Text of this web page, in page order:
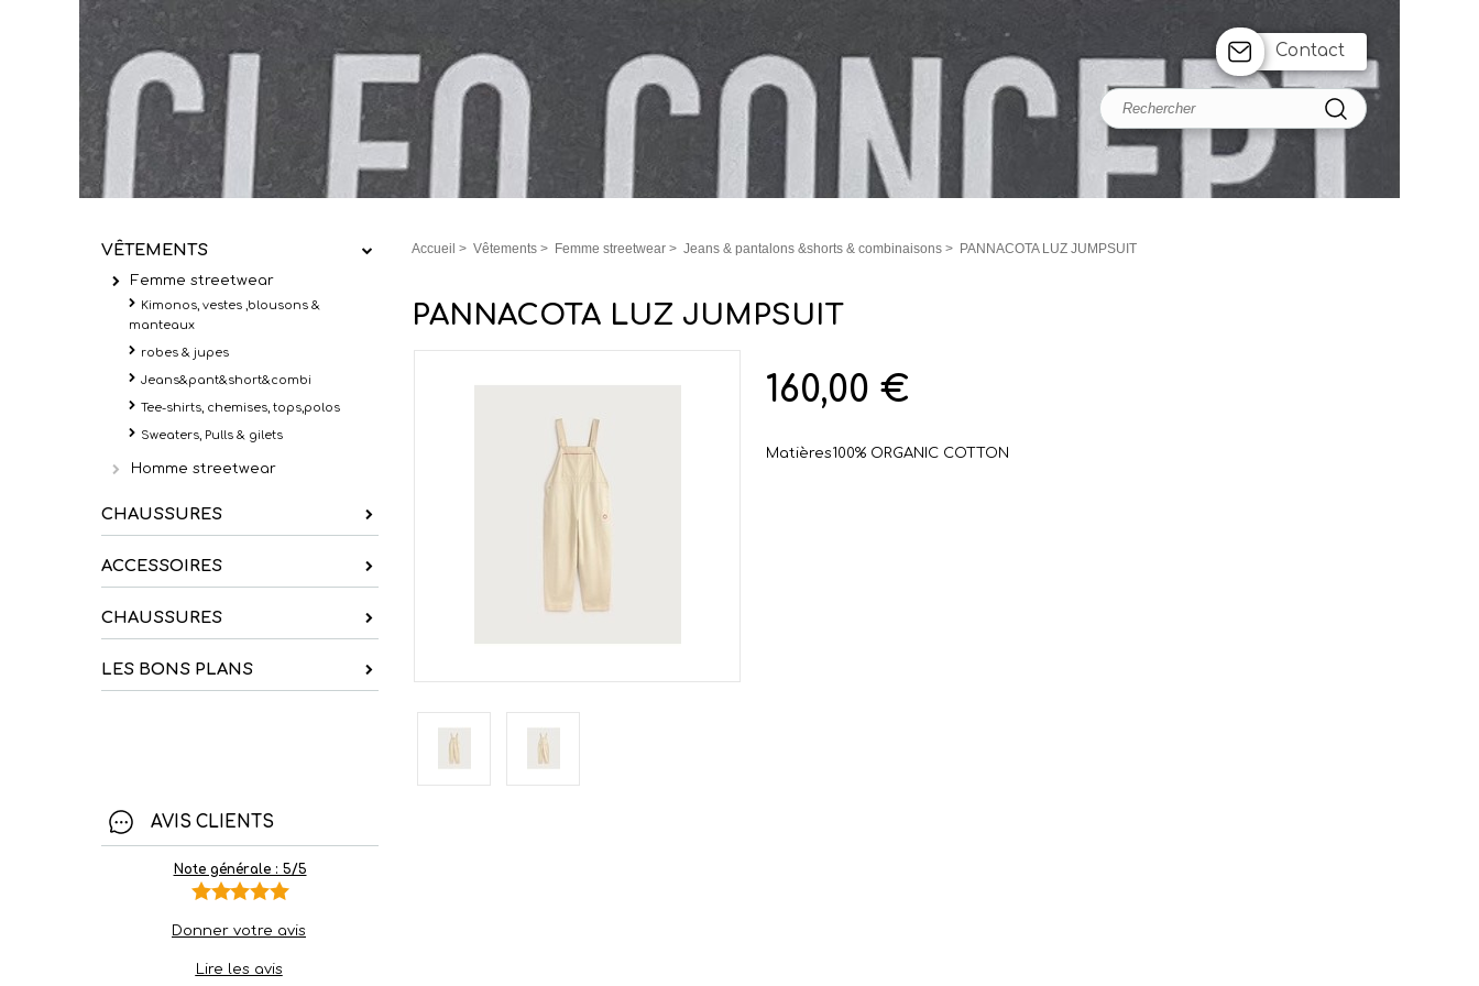
Contact
VÊTEMENTS
Femme streetwear
Kimonos, vestes ,blousons &
manteaux
robes & jupes
Jeans&pant&short&combi
Tee-shirts, chemises, tops,polos
Sweaters, Pulls & gilets
Homme streetwear
CHAUSSURES
ACCESSOIRES
CHAUSSURES
LES BONS PLANS
AVIS CLIENTS
Note générale : 5/5
Donner votre avis
Lire les avis
Accueil > Vêtements > Femme streetwear > Jeans & pantalons &shorts & combinaisons > PANNACOTA LUZ JUMPSUIT
PANNACOTA LUZ JUMPSUIT
160,00 €
Matières100% ORGANIC COTTON